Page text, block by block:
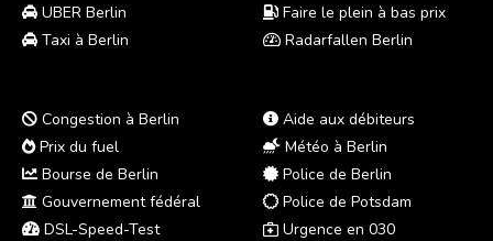
UBER Berlin
Taxi à Berlin
Faire le plein à bas prix
Radarfallen Berlin
Congestion à Berlin
Prix du fuel
Bourse de Berlin
Gouvernement fédéral
DSL-Speed-Test
Aide aux débiteurs
Météo à Berlin
Police de Berlin
Police de Potsdam
Urgence en 030